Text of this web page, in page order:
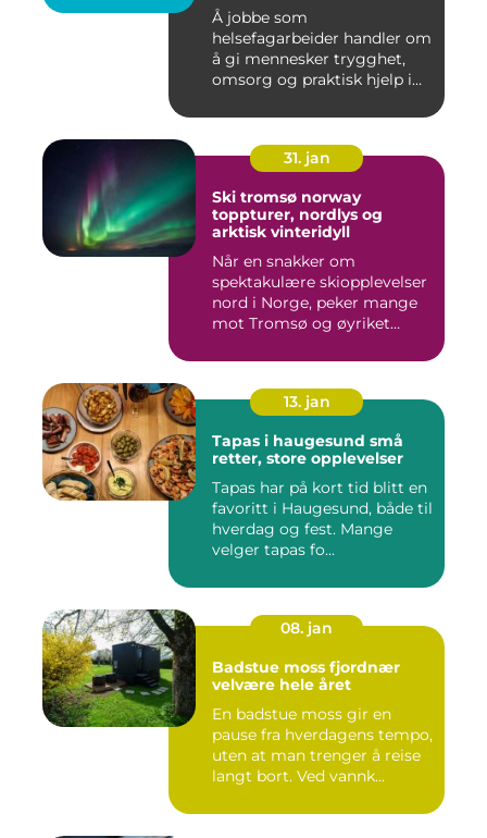
Å jobbe som
helsefagarbeider handler om
å gi mennesker trygghet,
omsorg og praktisk hjelp i
31. jan
Ski tromsø norway
toppturer, nordlys og
arktisk vinteridyll
Når en snakker om
spektakulære skiopplevelser
nord i Norge, peker mange
mot Tromsø og øyriket
13. jan
Tapas i haugesund små
retter, store opplevelser
Tapas har på kort tid blitt en
favoritt i Haugesund, både til
hverdag og fest. Mange
velger tapas fo...
08. jan
Badstue moss fjordnær
velvære hele året
En badstue moss gir en
pause fra hverdagens tempo,
uten at man trenger å reise
langt bort. Ved vannk...